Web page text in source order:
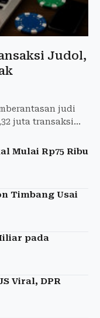
Judol,
judi
juta transaksi
Mulai Rp75 Ribu
Timbang Usai
pada
Viral, DPR